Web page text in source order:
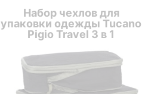
Набор чехлов для
упаковки одежды Tucano
Pigio Travel 3 в 1